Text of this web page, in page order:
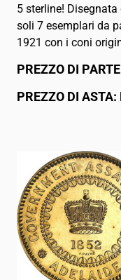
5 sterline!
soli 7 esemplari da
1921 con i coni
PREZZO DI
PREZZO DI